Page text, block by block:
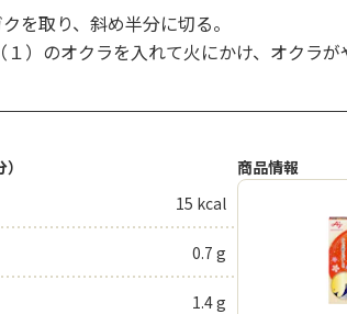
を取り、斜め半分に切る。
１）のオクラを入れて火にかけ、オクラが
15 kcal
0.7 g
1.4 g
商品情報